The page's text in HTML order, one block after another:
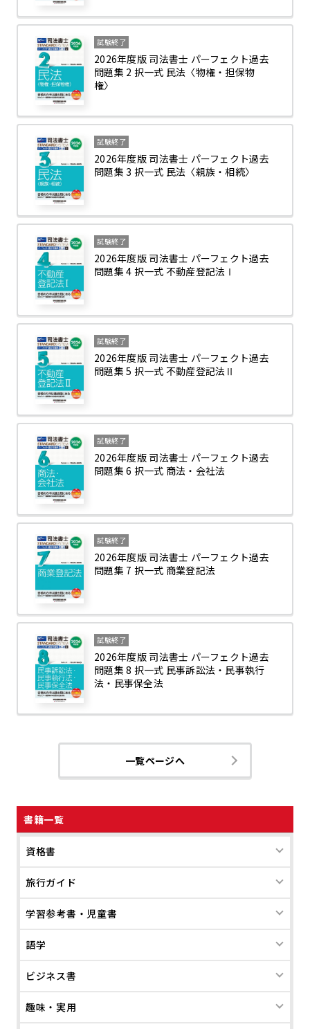
書籍一覧
資格書
旅行ガイド
学習参考書・児童書
語学
ビジネス書
趣味・実用
試験終了
2026年度版 司法書士 パーフェクト過去
問題集 2 択一式 民法〈物権・担保物
権〉
試験終了
2026年度版 司法書士 パーフェクト過去
問題集 3 択一式 民法〈親族・相続〉
試験終了
2026年度版 司法書士 パーフェクト過去
問題集 4 択一式 不動産登記法Ⅰ
試験終了
2026年度版 司法書士 パーフェクト過去
問題集 5 択一式 不動産登記法Ⅱ
試験終了
2026年度版 司法書士 パーフェクト過去
問題集 6 択一式 商法・会社法
試験終了
2026年度版 司法書士 パーフェクト過去
問題集 7 択一式 商業登記法
試験終了
2026年度版 司法書士 パーフェクト過去
問題集 8 択一式 民事訴訟法・民事執行
法・民事保全法
一覧ページへ